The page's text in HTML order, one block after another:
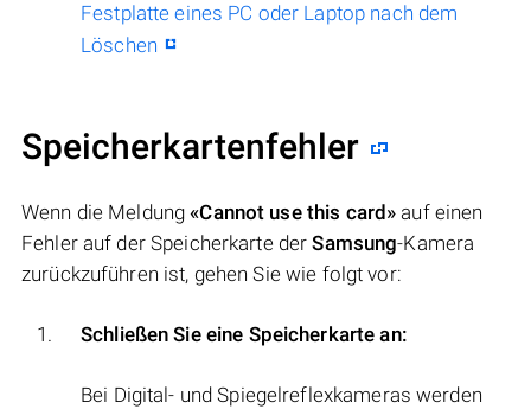
Festplatte eines PC oder Laptop nach dem
Löschen
Speicherkartenfehler
Wenn die Meldung«Cannot use this card» auf einen
Fehler auf der Speicherkarte derSamsung-Kamera
zurückzuführen ist, gehen Sie wie folgt vor:
Schließen Sie eine Speicherkarte an:
Bei Digital- und Spiegelreflexkameras werden